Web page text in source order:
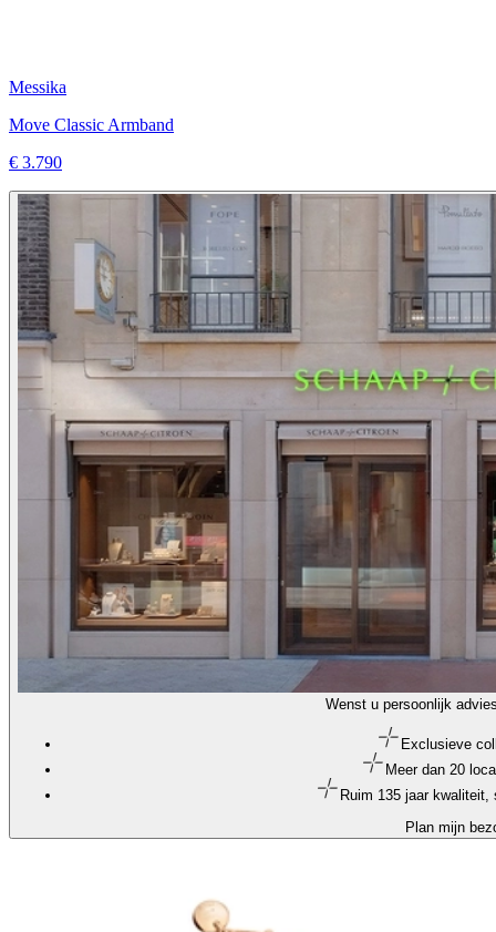
Messika
Move Classic Armband
€ 3.790
Wenst u persoonlijk
Exclusieve
Meer dan 20
Ruim 135 jaar
Plan mijn